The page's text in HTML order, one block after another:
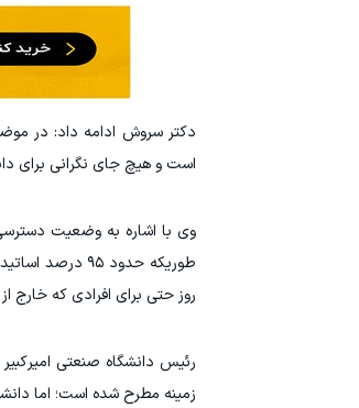
دکتر سروش ادامه داد: در
است و هیچ جای نگرانی برای
وی با اشاره به وضعیت
طوریکه حدود
روز حتی برای افرادی که خارج
رئیس دانشگاه صنعتی
زمینه مطرح شده است؛ اما